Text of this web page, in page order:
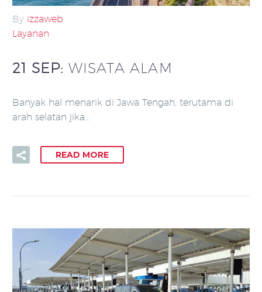
By izzaweb
Layanan
21 SEP: WISATA ALAM
Banyak hal menarik di Jawa Tengah, terutama di
arah selatan jika…
READ MORE